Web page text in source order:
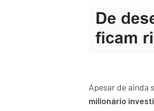
Apesar de ainda
milionário